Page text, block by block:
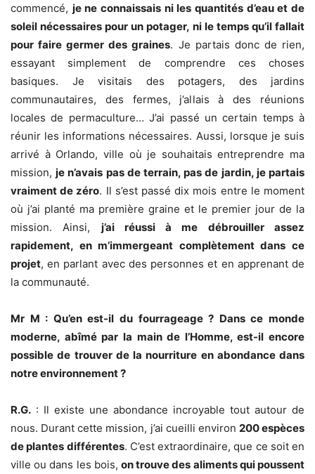
commencé, je ne connaissais ni les quantités d’eau et de
soleil nécessaires pour un potager, ni le temps qu’il fallait
pour faire germer des graines. Je partais donc de rien,
essayant simplement de comprendre ces choses
basiques. Je visitais des potagers, des jardins
communautaires, des fermes, j’allais à des réunions
locales de permaculture… J’ai passé un certain temps à
réunir les informations nécessaires. Aussi, lorsque je suis
arrivé à Orlando, ville où je souhaitais entreprendre ma
mission,je n’avais pas de terrain, pas de jardin, je partais
vraiment de zéro. Il s’est passé dix mois entre le moment
où j’ai planté ma première graine et le premier jour de la
mission. Ainsi, j’ai réussi à me débrouiller assez
rapidement, en m’immergeant complètement dans ce
projet, en parlant avec des personnes et en apprenant de
la communauté.
Mr M : Qu’en est-il du fourrageage ? Dans ce monde
moderne, abîmé par la main de l’Homme, est-il encore
possible de trouver de la nourriture en abondance dans
notre environnement ?
R.G. : Il existe une abondance incroyable tout autour de
nous. Durant cette mission, j’ai cueilli environ 200 espèces
de plantes différentes. C’est extraordinaire, que ce soit en
ville ou dans les bois, on trouve des aliments qui poussent